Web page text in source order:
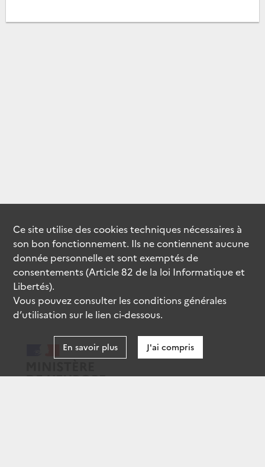
Ce site utilise descookiestechniques nécessaires à
son bon fonctionnement. Ils ne contiennent aucune
donnée personnelle et sont exemptés de
consentements (Article 82 de la loi Informatique et
Libertés).
Vous pouvez consulter les conditions générales
d’utilisation sur le lien ci-dessous.
En savoir plus J'ai compris